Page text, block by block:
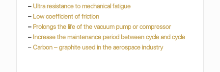
– Ultra resistance to mechanical fatigue
– Low coefficient of friction
– Prolongs the life of the vacuum pump or compressor
– Increase the maintenance period between cycle and cycle
– Carbon – graphite used in the aerospace industry